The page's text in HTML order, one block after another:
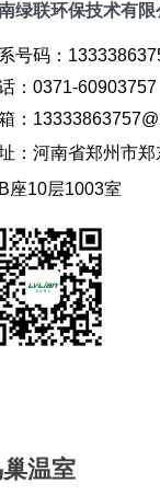
温室
绿联环保技术有限
号码：
：0371-60903757
：
：河南省郑州市
座10层1003室